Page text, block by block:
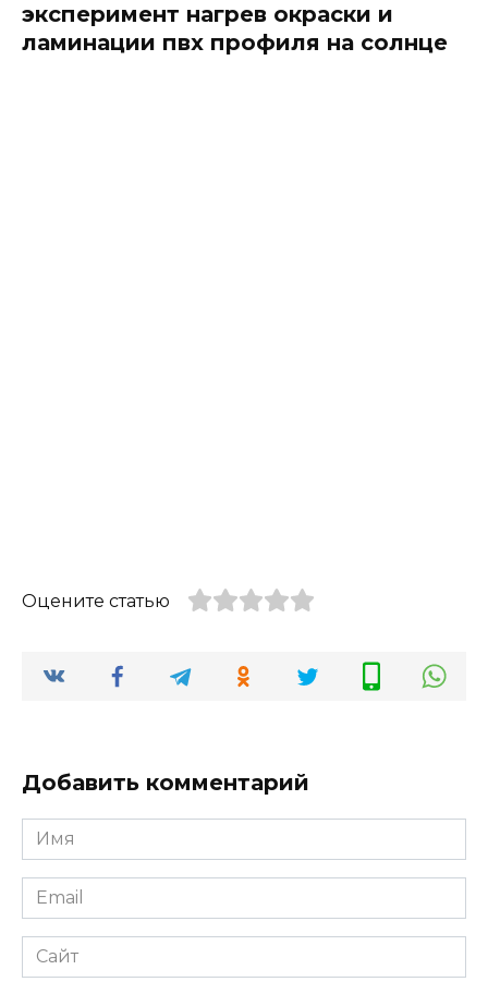
эксперимент нагрев окраски и
ламинации пвх профиля на солнце
Оцените статью
Добавить комментарий
Имя
*
Email
*
Сайт